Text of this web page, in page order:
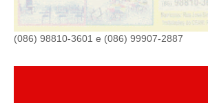
(086) 98810-3601 e (086) 99907-2887